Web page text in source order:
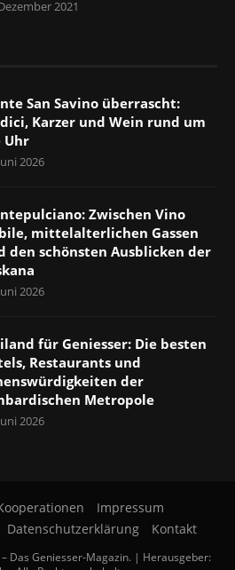
2021
San Savino überrascht:
Karzer und Wein rund um
Uhr
2026
Zwischen Vino
mittelalterlichen Gassen
den schönsten Ausblicken der
2026
für Geniesser: Die besten
Restaurants und
der
Metropole
2026
Impressum
Datenschutzerklärung Kontakt
Das Geniesser-Magazin. | Herausgeber: